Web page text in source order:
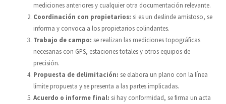
mediciones anteriores y cualquier otra documentación relevante.
Coordinación con propietarios: si es un deslinde amistoso, se
informa y convoca a los propietarios colindantes.
Trabajo de campo: se realizan las mediciones topográficas
necesarias con GPS, estaciones totales y otros equipos de
precisión.
Propuesta de delimitación: se elabora un plano con la línea
límite propuesta y se presenta a las partes implicadas.
Acuerdo o informe final: si hay conformidad, se firma un acta